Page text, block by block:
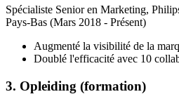
Spécialiste Senior en Marketing,
Pays-Bas (Mars 2018 - Présent)
Augmenté la visibilité de la
Doublé l'efficacité avec 10
3. Opleiding (formation)